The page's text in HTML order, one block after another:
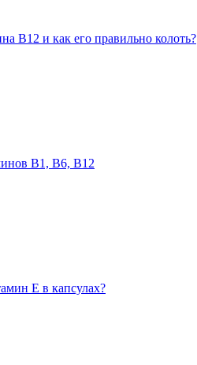
В12 и как его правильно колоть?
В1, В6, В12
Е в капсулах?